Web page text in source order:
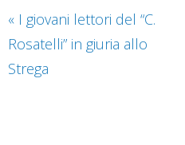
« I giovani lettori del “C.
Rosatelli” in giuria allo
Strega